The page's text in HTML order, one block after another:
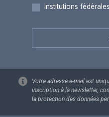
Institutions fédérales
Votre adresse e-mail est
inscription à la newsletter,
la protection des données